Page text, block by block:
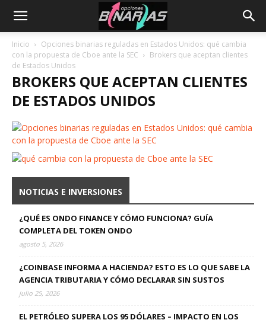
Inicio
Opciones binarias reguladas en Estados Unidos: qué cambia
con la propuesta de Cboe ante la SEC
Brokers que aceptan clientes
de Estados Unidos
BROKERS QUE ACEPTAN CLIENTES
DE ESTADOS UNIDOS
NOTICIAS E INVERSIONES
¿QUÉ ES ONDO FINANCE Y CÓMO FUNCIONA? GUÍA
COMPLETA DEL TOKEN ONDO
agosto 5, 2026
¿COINBASE INFORMA A HACIENDA? ESTO ES LO QUE SABE LA
AGENCIA TRIBUTARIA Y CÓMO DECLARAR SIN SUSTOS
julio 25, 2026
EL PETRÓLEO SUPERA LOS 95 DÓLARES – IMPACTO EN LOS